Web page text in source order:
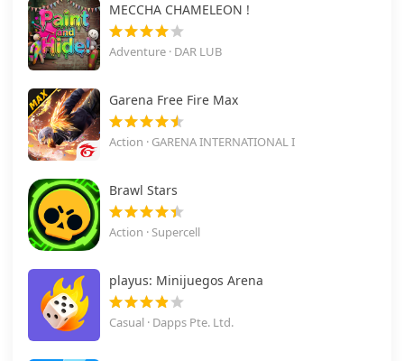
MECCHA CHAMELEON !
Adventure · DAR LUB
Garena Free Fire Max
Action · GARENA INTERNATIONAL I
Brawl Stars
Action · Supercell
playus: Minijuegos Arena
Casual · Dapps Pte. Ltd.